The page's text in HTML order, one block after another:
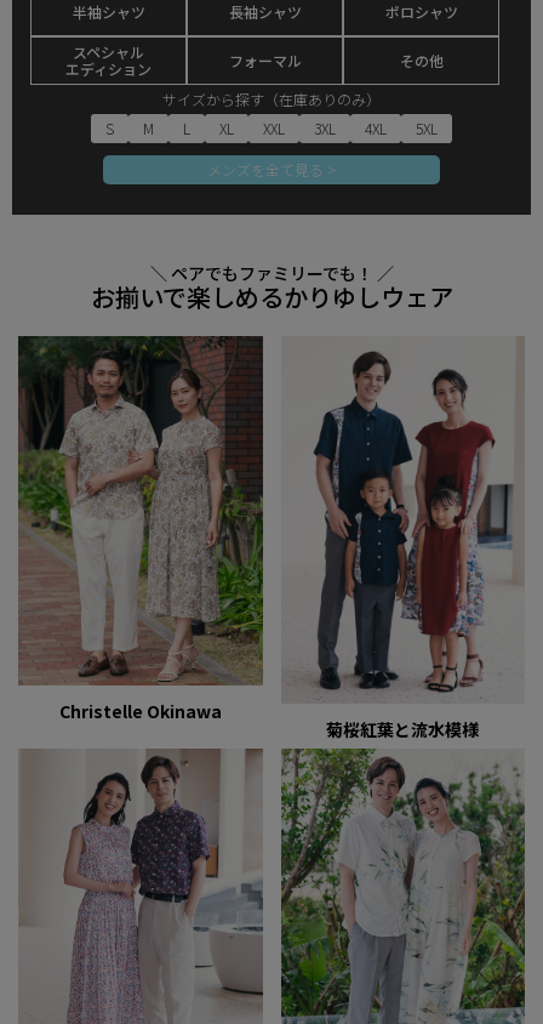
半袖シャツ 長袖シャツ
ポロシャツ
スペシャル
エディション
フォーマル
その他
サイズから探す（在庫ありのみ）
S
M L XL XXL 3XL 4XL
5XL
メンズを全て見る >
＼ ペアでもファミリーでも！ ／
お揃いで楽しめるかりゆしウェア
Christelle Okinawa
菊桜紅葉と流水模様